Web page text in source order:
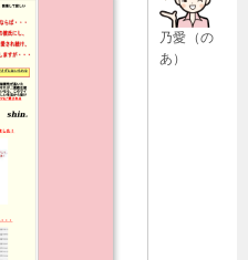
乃愛（の
あ）